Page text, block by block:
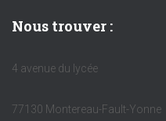
Nous trouver :
4 avenue du lycée
77130 Montereau-Fault-Yonne